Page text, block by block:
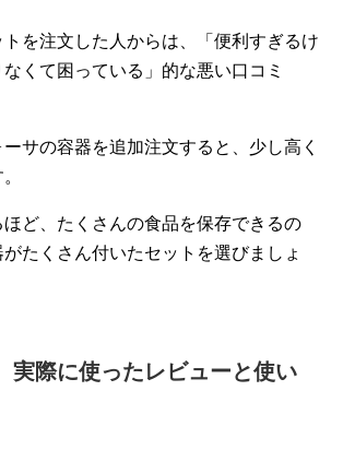
を注文した人からは、「便利すぎるけ
くて困っている」的な悪い口コミ
サの容器を追加注文すると、少し高く
ど、たくさんの食品を保存できるの
たくさん付いたセットを選びましょ
実際に使ったレビューと使い